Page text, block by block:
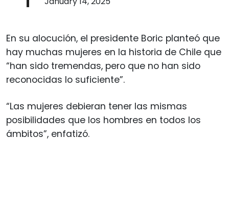
En su alocución, el presidente Boric planteó que
hay muchas mujeres en la historia de Chile que
“han sido tremendas, pero que no han sido
reconocidas lo suficiente”.
“Las mujeres debieran tener las mismas
posibilidades que los hombres en todos los
ámbitos”, enfatizó.